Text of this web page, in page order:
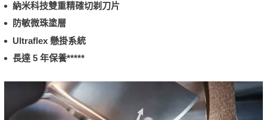
納米科技雙重精確切剃刀片
防敏微珠塗層
Ultraflex 懸掛系統
長達 5 年保養*****